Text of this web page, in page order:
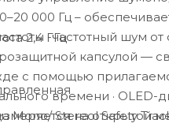
000 Гц –
-частотный шум
капсулой —
с помощью
времени ·
Stereol Safety
2,4 ГГц
на открытой